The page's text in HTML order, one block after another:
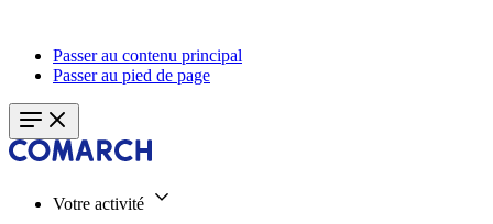
Passer au contenu principal
Passer au pied de page
Votre activité